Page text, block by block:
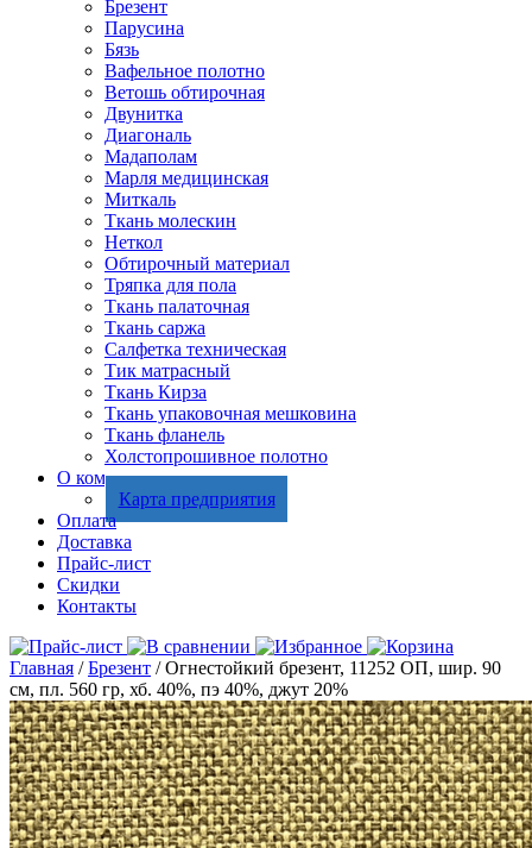
Брезент
Парусина
Бязь
Вафельное полотно
Ветошь обтирочная
Двунитка
Диагональ
Мадаполам
Марля медицинская
Миткаль
Ткань молескин
Неткол
Обтирочный материал
Тряпка для пола
Ткань палаточная
Ткань саржа
Салфетка техническая
Тик матрасный
Ткань Кирза
Ткань упаковочная мешковина
Ткань фланель
Холстопрошивное полотно
О компании
Карта предприятия
Оплата
Доставка
Прайс-лист
Скидки
Контакты
Главная /Брезент / Огнестойкий брезент, 11252 ОП, шир. 90
см, пл. 560 гр, хб. 40%, пэ 40%, джут 20%